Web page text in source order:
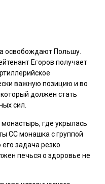
освобождают Польшу.
Егоров получает
важную позицию и во
должен стать
сил.
где укрылась
СС монашка с группой
его задача резко
печься о здоровье не